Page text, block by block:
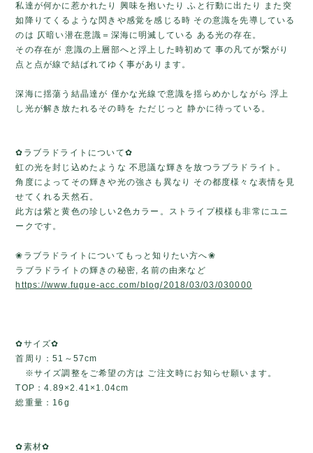
私達が何かに惹かれたり 興味を抱いたり ふと行動に出たり また突
如降りてくるような閃きや感覚を感じる時 その意識を先導している
のは 仄暗い潜在意識＝深海に明滅している ある光の存在。
その存在が 意識の上層部へと浮上した時初めて 事の凡てが繋がり
点と点が線で結ばれてゆく事があります。
深海に揺蕩う結晶達が 僅かな光線で意識を揺らめかしながら 浮上
し光が解き放たれるその時を ただじっと 静かに待っている。
✿ラブラドライトについて✿
虹の光を封じ込めたような 不思議な輝きを放つラブラドライト。
角度によってその輝きや光の強さも異なり その都度様々な表情を見
せてくれる天然石。
此方は紫と黄色の珍しい2色カラー。ストライプ模様も非常にユニ
ークです。
❀ラブラドライトについてもっと知りたい方へ❀
ラブラドライトの輝きの秘密, 名前の由来など
https://www.fugue-acc.com/blog/2018/03/03/030000
✿サイズ✿
首周り：51～57cm
※サイズ調整をご希望の方は ご注文時にお知らせ願います。
TOP：4.89×2.41×1.04cm
総重量：16g
✿素材✿